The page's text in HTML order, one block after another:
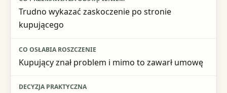
Trudno wykazać zaskoczenie po stronie
kupującego
Kupujący znał problem i mimo to zawarł umowę